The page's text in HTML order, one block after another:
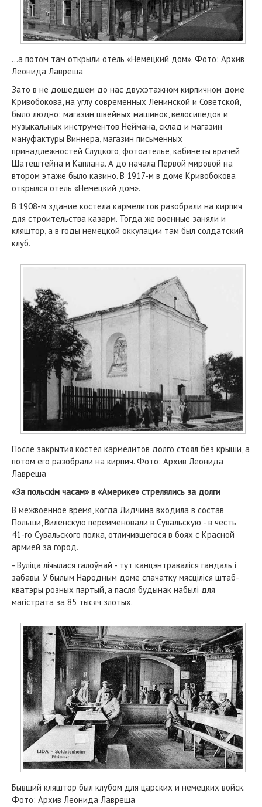
...а потом там открыли отель «Немецкий дом». Фото: Архив
Леонида Лавреша
Зато в не дошедшем до нас двухэтажном кирпичном доме
Кривобокова, на углу современных Ленинской и Советской,
было людно: магазин швейных машинок, велосипедов и
музыкальных инструментов Неймана, склад и магазин
мануфактуры Виннера, магазин письменных
принадлежностей Слуцкого, фотоателье, кабинеты врачей
Шатештейна и Каплана. А до начала Первой мировой на
втором этаже было казино. В 1917-м в доме Кривобокова
открылся отель «Немецкий дом».
В 1908-м здание костела кармелитов разобрали на кирпич
для строительства казарм. Тогда же военные заняли и
кляштор, а в годы немецкой оккупации там был солдатский
клуб.
После закрытия костел кармелитов долго стоял без крыши, а
потом его разобрали на кирпич. Фото: Архив Леонида
Лавреша
«За польскiм часам» в «Америке» стрелялись за долги
В межвоенное время, когда Лидчина входила в состав
Польши, Виленскую переименовали в Сувальскую - в честь
41-го Сувальского полка, отличившегося в боях с Красной
армией за город.
- Вуліца лічылася галоўнай - тут канцэнтраваліся гандаль і
забавы. У былым Народным доме спачатку мясціліся штаб-
кватэры розных партый, а пасля будынак набылі для
магістрата за 85 тысяч злотых.
Бывший кляштор был клубом для царских и немецких войск.
Фото: Архив Леонида Лавреша